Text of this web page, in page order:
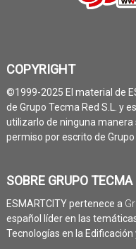
COPYRIGHT
©1999-2025 El material de
de Grupo Tecma Red S.L. y
utilizarlo de ninguna
permiso por escrito de Grupo
SOBRE GRUPO TECMA
ESMARTCITY pertenece a
español líder en las
Tecnologías en la Edificación